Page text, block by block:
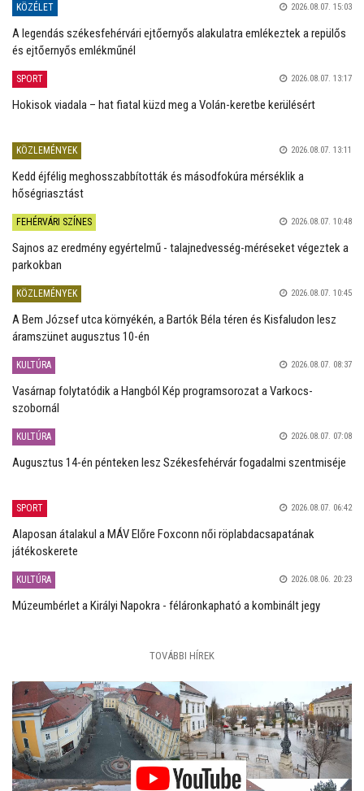
KÖZÉLET 2026.08.07. 15:03
A legendás székesfehérvári ejtőernyős alakulatra emlékeztek a repülős
és ejtőernyős emlékműnél
SPORT 2026.08.07. 13:17
Hokisok viadala – hat fiatal küzd meg a Volán-keretbe kerülésért
KÖZLEMÉNYEK 2026.08.07. 13:11
Kedd éjfélig meghosszabbították és másodfokúra mérséklik a
hőségriasztást
FEHÉRVÁRI SZÍNES 2026.08.07. 10:48
Sajnos az eredmény egyértelmű - talajnedvesség-méréseket végeztek a
parkokban
KÖZLEMÉNYEK 2026.08.07. 10:45
A Bem József utca környékén, a Bartók Béla téren és Kisfaludon lesz
áramszünet augusztus 10-én
KULTÚRA 2026.08.07. 08:37
Vasárnap folytatódik a Hangból Kép programsorozat a Varkocs-
szobornál
KULTÚRA 2026.08.07. 07:08
Augusztus 14-én pénteken lesz Székesfehérvár fogadalmi szentmiséje
SPORT 2026.08.07. 06:42
Alaposan átalakul a MÁV Előre Foxconn női röplabdacsapatának
játékoskerete
KULTÚRA 2026.08.06. 20:23
Múzeumbérlet a Királyi Napokra - féláronkapható a kombinált jegy
TOVÁBBI HÍREK